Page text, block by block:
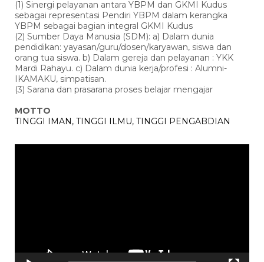
(1) Sinergi pelayanan antara YBPM dan GKMI Kudus
sebagai representasi Pendiri YBPM dalam kerangka
YBPM sebagai bagian integral GKMI Kudus
(2) Sumber Daya Manusia (SDM): a) Dalam dunia
pendidikan: yayasan/guru/dosen/karyawan, siswa dan
orang tua siswa. b) Dalam gereja dan pelayanan : YKK
Mardi Rahayu. c) Dalam dunia kerja/profesi : Alumni-
IKAMAKU, simpatisan.
(3) Sarana dan prasarana proses belajar mengajar
MOTTO
TINGGI IMAN, TINGGI ILMU, TINGGI PENGABDIAN